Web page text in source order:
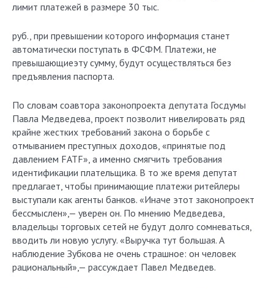
лимит платежей в размере 30 тыс.
руб., при превышении которого информация станет
автоматически поступать в ФСФМ. Платежи, не
превышающиеэту сумму, будут осуществляться без
предъявления паспорта.
По словам соавтора законопроекта депутата Госдумы
Павла Медведева, проект позволит нивелировать ряд
крайне жестких требований закона о борьбе с
отмыванием преступных доходов, «принятые под
давлением FATF», а именно смягчить требования
идентификации плательщика. В то же время депутат
предлагает, чтобы принимающие платежи ритейлеры
выступали как агенты банков. «Иначе этот законопроект
бессмыслен»,— уверен он. По мнению Медведева,
владельцы торговых сетей не будут долго сомневаться,
вводить ли новую услугу. «Выручка тут большая. А
наблюдение Зубкова не очень страшное: он человек
рациональный»,— рассуждает Павел Медведев.